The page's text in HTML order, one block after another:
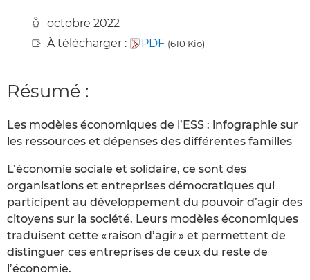
octobre 2022
À télécharger :
PDF (610 Kio)
Résumé :
Les modèles économiques de l’ESS : infographie sur
les ressources et dépenses des différentes familles
L’économie sociale et solidaire, ce sont des
organisations et entreprises démocratiques qui
participent au développement du pouvoir d’agir des
citoyens sur la société. Leurs modèles économiques
traduisent cette « raison d’agir » et permettent de
distinguer ces entreprises de ceux du reste de
l’économie.